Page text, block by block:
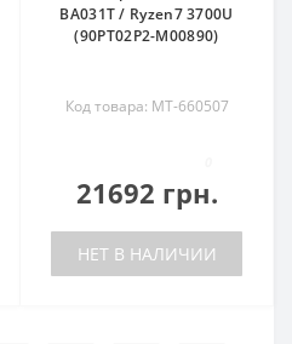
BA031T / Ryzen7 3700U
(90PT02P2-M00890)
Код товара: MT-660507
21692 грн.
НЕТ В НАЛИЧИИ